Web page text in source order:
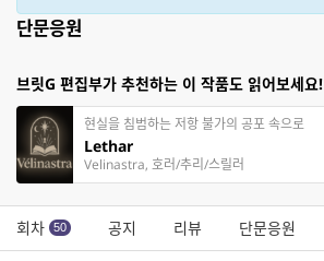
단문응원
브릿G 편집부가 추천하는 이 작품도 읽어보세요!
현실을 침범하는 저항 불가의 공포 속으로
Lethar
Velinastra, 호러/추리/스릴러
회차 50 공지 리뷰 단문응원